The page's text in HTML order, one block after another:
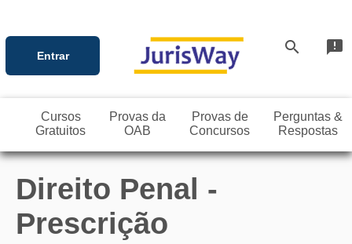
Entrar search announcement
Cursos
Gratuitos
Provas da
OAB
Provas de
Concursos
Perguntas &
Respostas
Direito Penal -
Prescrição